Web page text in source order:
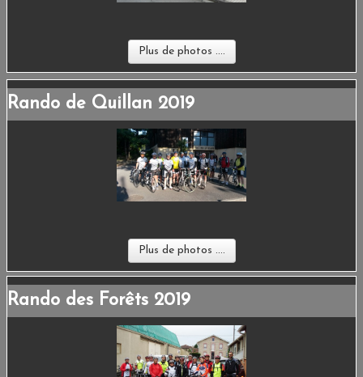
Plus de photos ....
Rando de Quillan 2019
Plus de photos ....
Rando des Forêts 2019